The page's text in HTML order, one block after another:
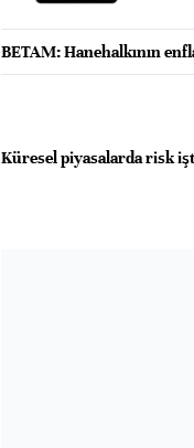
BETAM: Hanehalkının
Küresel piyasalarda risk